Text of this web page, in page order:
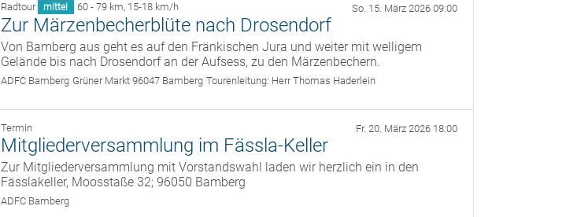
Radtour mittel 60 - 79 km, 15-18 km/h So. 15. März 2026 09:00
Zur Märzenbecherblüte nach Drosendorf
Von Bamberg aus geht es auf den Fränkischen Jura und weiter mit welligem
Gelände bis nach Drosendorf an der Aufsess, zu den Märzenbechern.
ADFC Bamberg Grüner Markt 96047 Bamberg Tourenleitung: Herr Thomas Haderlein
Termin Fr. 20. März 2026 18:00
Mitgliederversammlung im Fässla-Keller
Zur Mitgliederversammlung mit Vorstandswahl laden wir herzlich ein in den
Fässlakeller, Moosstaße 32; 96050 Bamberg
ADFC Bamberg